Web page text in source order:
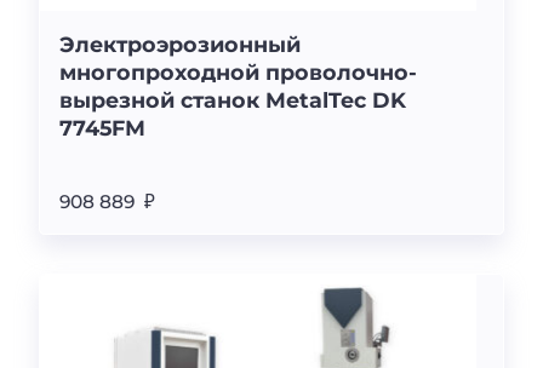
Электроэрозионный
многопроходной проволочно-
вырезной станок MetalTec DK
7745FМ
908 889 ₽